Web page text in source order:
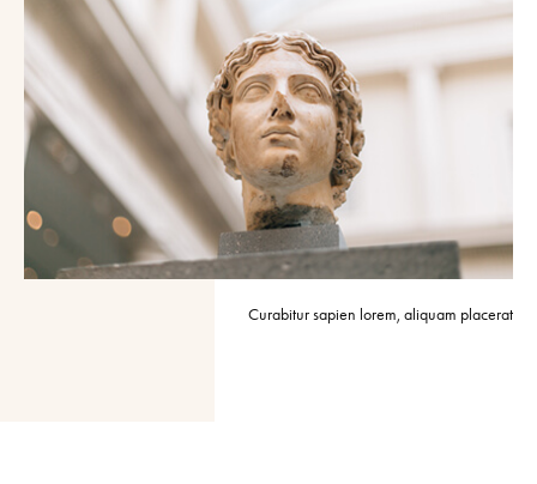
Curabitur sapien lorem, aliquam placerat